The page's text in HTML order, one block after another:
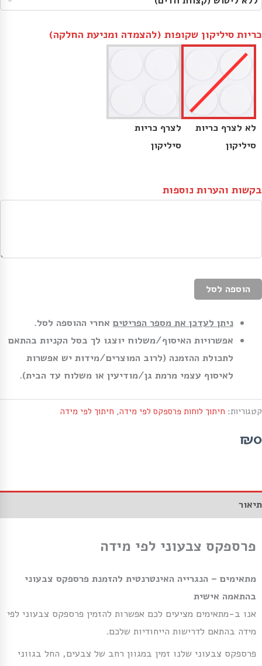
כריות סיליקון שקופות (להצמדה ומניעת החלקה)
לא לצרף כריות
סיליקון
לצרף כריות
סיליקון
בקשות והערות נוספות
הוספה לסל
ניתן לעדכן את מספר הפריטים אחרי ההוספה לסל.
אפשרויות האיסוף/משלוח יוצגו לך בסל הקניות בהתאם
לתכולת ההזמנה (לרוב המוצרים/מידות יש אפשרות
לאיסוף עצמי מרמת גן/מודיעין או משלוח עד הבית).
קטגוריות: חיתוך לוחות פרספקס לפי מידה, חיתוך לפי מידה
₪0
תיאור
פרספקס צבעוני לפי מידה
מתאימים – הנגרייה האינטרנטית להזמנת פרספקס צבעוני
בהתאמה אישית
אנו ב-מתאימים מציעים לכם אפשרות להזמין פרספקס צבעוני לפי
מידה בהתאם לדרישות הייחודיות שלכם.
פרספקס צבעוני שלנו זמין במגוון רחב של צבעים, החל בגווני